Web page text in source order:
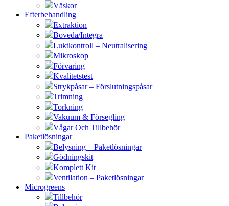
Väskor
Efterbehandling
Extraktion
Boveda/Integra
Luktkontroll – Neutralisering
Mikroskop
Förvaring
Kvalitetstest
Strykpåsar – Förslutningspåsar
Trimning
Torkning
Vakuum & Försegling
Vågar Och Tillbehör
Paketlösningar
Belysning – Paketlösningar
Gödningskit
Komplett Kit
Ventilation – Paketlösningar
Microgreens
Tillbehör